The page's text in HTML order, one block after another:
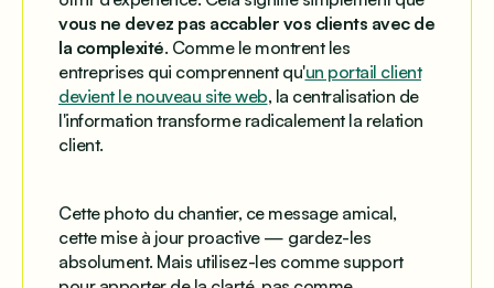
vous ne devez pas accabler vos clients avec de
la complexité. Comme le montrent les
entreprises qui comprennent qu'un portail client
devient le nouveau site web, la centralisation de
l'information transforme radicalement la relation
client.
Cette photo du chantier, ce message amical,
cette mise à jour proactive — gardez-les
absolument. Mais utilisez-les comme support